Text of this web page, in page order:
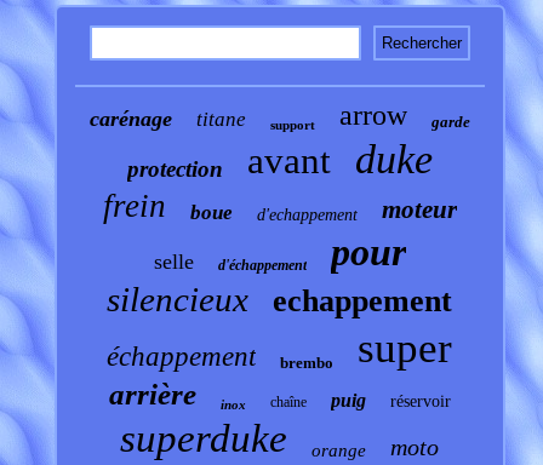
carénage titane support arrow garde
protection avant duke
frein boue d'echappement moteur
selle d'échappement pour
silencieux echappement
échappement brembo super
arrière inox chaîne puig réservoir
superduke orange moto